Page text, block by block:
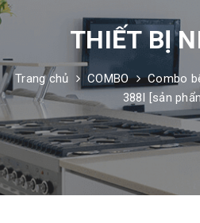
THIẾT BỊ
Trang chủ COMBO Combo
388I [sản